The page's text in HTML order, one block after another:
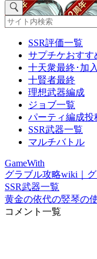
SSR評価一覧
サプチケおすす
十天衆最終･加入
十賢者最終
理想武器編成
ジョブ一覧
パーティ編成投
SSR武器一覧
マルチバトル
GameWith
グラブル攻略wiki｜
SSR武器一覧
黄金の依代の竪琴の
コメント一覧